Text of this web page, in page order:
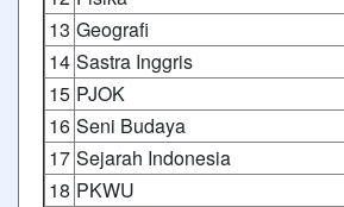
13 Geografi
14 Sastra Inggris
15 PJOK
16 Seni Budaya
17 Sejarah Indonesia
18 PKWU